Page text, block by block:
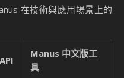
在技術與應用場景上的
Manus 中文版工
具